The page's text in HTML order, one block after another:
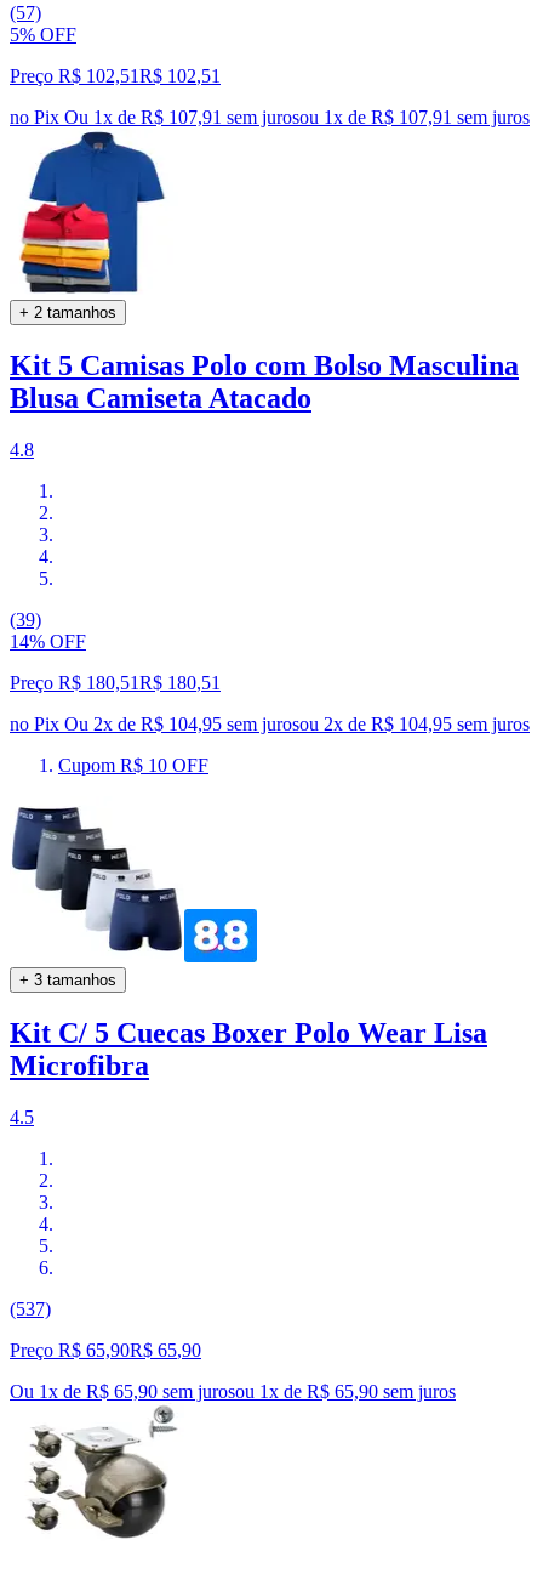
(57)
5% OFF
Preço R$ 102,51R$ 102,51
no Pix Ou 1x de R$ 107,91 sem jurosou 1x de R$ 107,91 sem juros
+ 2 tamanhos
Kit 5 Camisas Polo com Bolso Masculina
Blusa Camiseta Atacado
4.8
(39)
14% OFF
Preço R$ 180,51R$ 180,51
no Pix Ou 2x de R$ 104,95 sem jurosou 2x de R$ 104,95 sem juros
Cupom R$ 10 OFF
+ 3 tamanhos
Kit C/ 5 Cuecas Boxer Polo Wear Lisa
Microfibra
4.5
(537)
Preço R$ 65,90R$ 65,90
Ou 1x de R$ 65,90 sem jurosou 1x de R$ 65,90 sem juros